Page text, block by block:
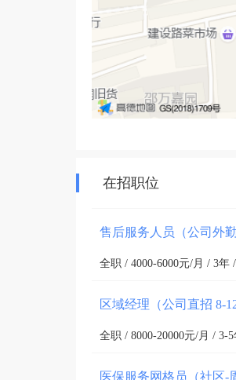
在招职位
售后服务人员（公司外
全职 / 4000-6000元/月 / 3年
区域经理（公司直招 8-
全职 / 8000-20000元/月 / 3-
医保服务网格员（社区-